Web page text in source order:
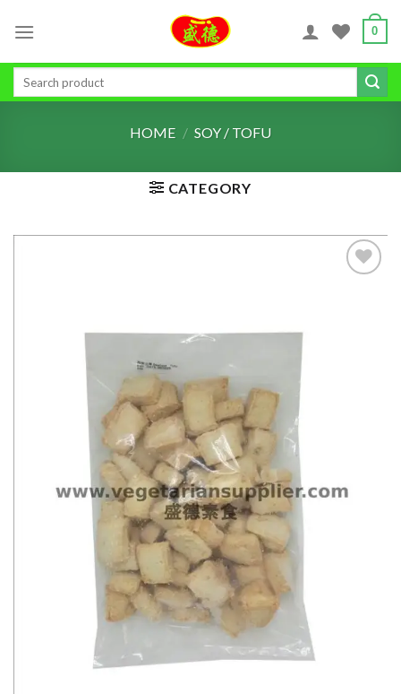
0
Search
HOME / SOY / TOFU
CATEGORY